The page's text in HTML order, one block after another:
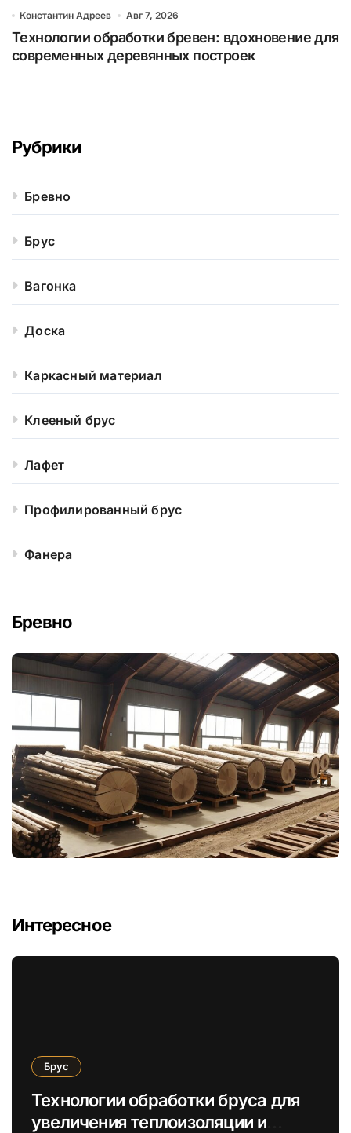
Константин Адреев Авг 7, 2026
Технологии обработки бревен: вдохновение для
современных деревянных построек
Рубрики
Бревно
Брус
Вагонка
Доска
Каркасный материал
Клееный брус
Лафет
Профилированный брус
Фанера
Бревно
Интересное
Брус
Технологии обработки бруса для
увеличения теплоизоляции и